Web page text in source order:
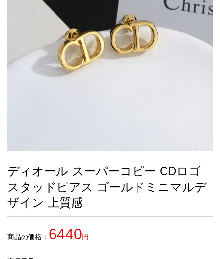
2026人気特集
アクセサリー
アイフォーンケ
お
す
す
め
商
ディオール スーパーコピー CDロゴ
スタッドピアス ゴールドミニマルデ
ザイン 上質感
商品の価格： 6440円